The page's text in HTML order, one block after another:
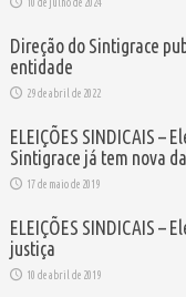
Direção do Sintigrace
entidade
29 de abril de 2022
ELEIÇÕES SINDICAIS –
Sintigrace já tem nova
17 de maio de 2019
ELEIÇÕES SINDICAIS –
justiça
10 de abril de 2019